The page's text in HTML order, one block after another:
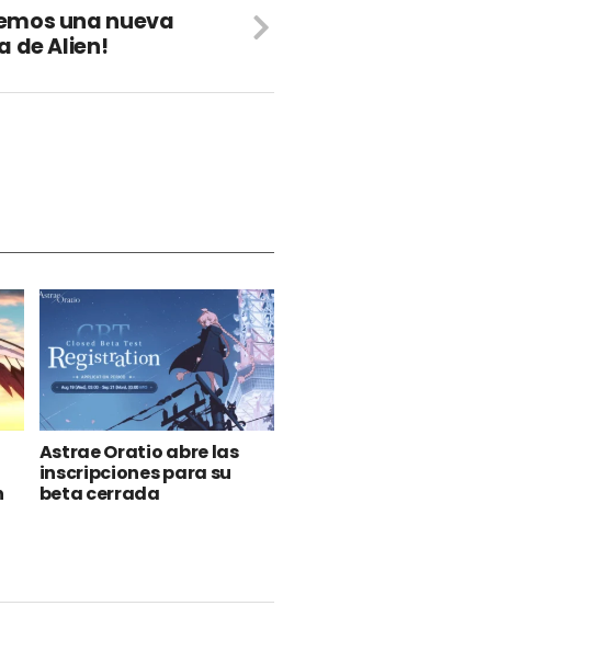
una nueva
de Alien!
Astrae Oratio abre las
inscripciones para su
beta cerrada